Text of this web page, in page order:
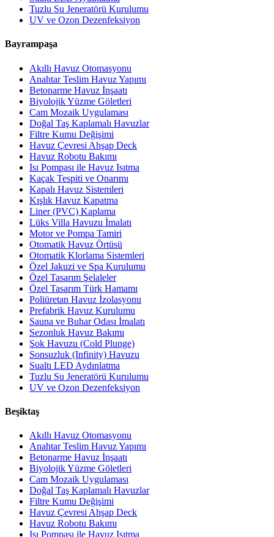
Tuzlu Su Jeneratörü Kurulumu
UV ve Ozon Dezenfeksiyon
Bayrampaşa
Akıllı Havuz Otomasyonu
Anahtar Teslim Havuz Yapımı
Betonarme Havuz İnşaatı
Biyolojik Yüzme Göletleri
Cam Mozaik Uygulaması
Doğal Taş Kaplamalı Havuzlar
Filtre Kumu Değişimi
Havuz Çevresi Ahşap Deck
Havuz Robotu Bakımı
Isı Pompası ile Havuz Isıtma
Kaçak Tespiti ve Onarımı
Kapalı Havuz Sistemleri
Kışlık Havuz Kapatma
Liner (PVC) Kaplama
Lüks Villa Havuzu İmalatı
Motor ve Pompa Tamiri
Otomatik Havuz Örtüsü
Otomatik Klorlama Sistemleri
Özel Jakuzi ve Spa Kurulumu
Özel Tasarım Şelaleler
Özel Tasarım Türk Hamamı
Poliüretan Havuz İzolasyonu
Prefabrik Havuz Kurulumu
Sauna ve Buhar Odası İmalatı
Sezonluk Havuz Bakımı
Şok Havuzu (Cold Plunge)
Sonsuzluk (Infinity) Havuzu
Sualtı LED Aydınlatma
Tuzlu Su Jeneratörü Kurulumu
UV ve Ozon Dezenfeksiyon
Beşiktaş
Akıllı Havuz Otomasyonu
Anahtar Teslim Havuz Yapımı
Betonarme Havuz İnşaatı
Biyolojik Yüzme Göletleri
Cam Mozaik Uygulaması
Doğal Taş Kaplamalı Havuzlar
Filtre Kumu Değişimi
Havuz Çevresi Ahşap Deck
Havuz Robotu Bakımı
Isı Pompası ile Havuz Isıtma